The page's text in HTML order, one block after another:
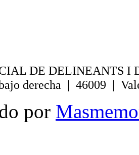
DE DELINEANTS I
derecha | 46009 |
por